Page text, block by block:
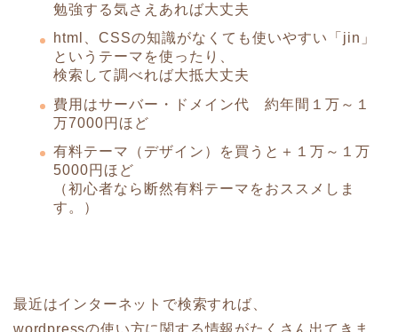
勉強する気さえあれば大丈夫
html、CSSの知識がなくても使いやすい「jin」
というテーマを使ったり、
検索して調べれば大抵大丈夫
費用はサーバー・ドメイン代 約年間１万～１
万7000円ほど
有料テーマ（デザイン）を買うと＋１万～１万
5000円ほど
（初心者なら断然有料テーマをおススメしま
す。）
最近はインターネットで検索すれば、
wordpressの使い方に関する情報がたくさん出てきま